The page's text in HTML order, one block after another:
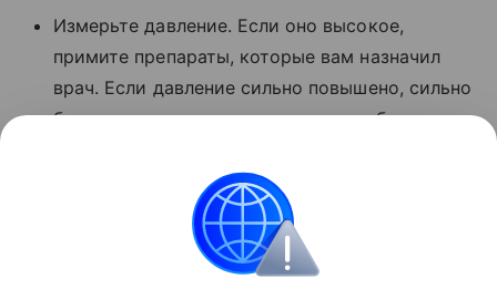
Измерьте давление. Если оно высокое,
примите препараты, которые вам назначил
врач. Если давление сильно повышено, сильно
болит голова, есть тошнота или слабость —